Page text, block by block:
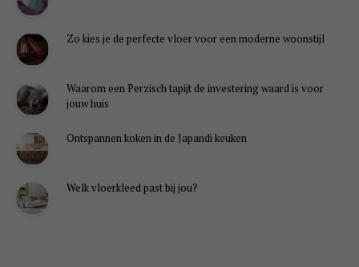
Zo kies je de perfecte vloer voor een moderne woonstijl
Waarom een Perzisch tapijt de investering waard is voor
jouw huis
Ontspannen koken in de Japandi keuken
Welk vloerkleed past bij jou?